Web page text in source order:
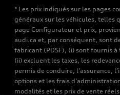
* Les prix indiqués sur les pages
généraux sur les véhicules, telles
page Configurateur et prix,
audi.ca et, par conséquent, sont
fabricant (PDSF), (i) sont fournis
(ii) excluent les taxes, les
permis de conduire, l’assurance,
options et les frais
modalités et les prix de vente